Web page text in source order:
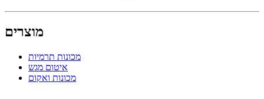
מוצרים
מכונות תרמיות
איטום מגש
מכונות ואקום